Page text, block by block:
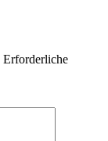
Erforderliche